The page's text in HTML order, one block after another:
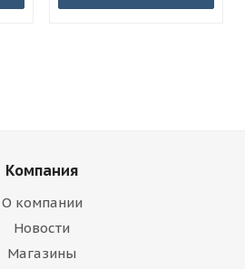
Компания
О компании
Новости
Магазины